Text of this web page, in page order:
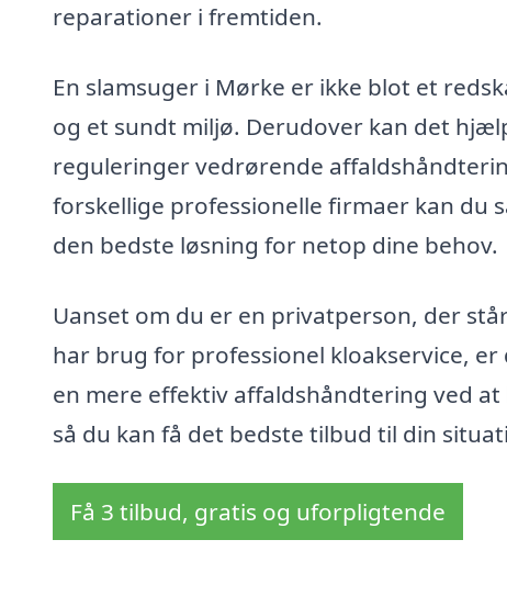
reparationer i fremtiden.
En slamsuger i Mørke er ikke blot et
og et sundt miljø. Derudover kan det
reguleringer vedrørende
forskellige professionelle firmaer kan du
den bedste løsning for netop dine behov.
Uanset om du er en privatperson, der
har brug for professionel kloakservice,
en mere effektiv affaldshåndtering ved
så du kan få det bedste tilbud til din
Få 3 tilbud, gratis og uforpligtende